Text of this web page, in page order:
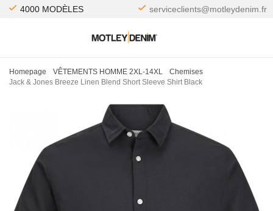
4000 MODÈLES serviceclients@motleydenim.fr
Homepage VÊTEMENTS HOMME 2XL-14XL
Chemises
Jack & Jones Breeze Linen Blend Short Sleeve Shirt Black